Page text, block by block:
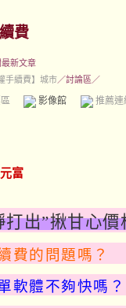
費
最新文章
手續費】城市／討論區／
影像館 推薦連
富
出”揪甘心價
費的問題嗎？
軟體不夠快嗎？